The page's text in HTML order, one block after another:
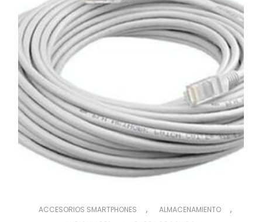
ACCESORIOS SMARTPHONES , ALMACENAMIENTO ,